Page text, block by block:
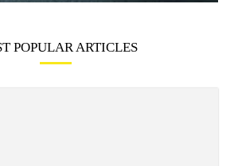
POPULAR ARTICLES